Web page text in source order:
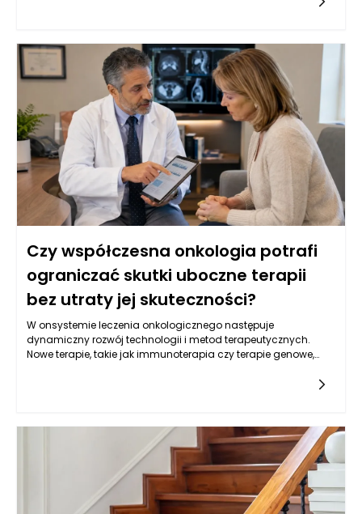
tym oznaczenia markerów nowotworowych w krwi, które mogą
wskazywać na obecność choroby. W Warszawie, dzięki
postępowi w dziedzinie genetyki, coraz częściej stosuje się
również badania molekularne, które identyfikują mutacje
genów związanych z nowotworami, co pozwala na bardziej
spersonalizowane podejście do leczenia. Kluczowe jest
zrozumienie, że wczesne wykrycie choroby zwiększa szanse na
skuteczne leczenie oraz poprawia komfort życia pacjentów.
Czy współczesna onkologia potrafi
ograniczać skutki uboczne terapii
bez utraty jej skuteczności?
W onsystemie leczenia onkologicznego następuje
dynamiczny rozwój technologii i metod terapeutycznych.
Nowe terapie, takie jak immunoterapia czy terapie genowe,
mogą przyczynić się do ograniczenia skutków ubocznych. Te
modyfikacji genetycznych komórek nowotworowych, co w
efekcie może zmniejszać potrzebę stosowania tradycyjnych
terapii, takich jak chemioterapia. Decyzje podejmowane w
kontekście onkologii w Warszawie często uwzględniają
możliwości podejścia do leczenia, które są bardziej precyzyjne
i zindywidualizowane. Dzięki temu leczenie onkologiczne w